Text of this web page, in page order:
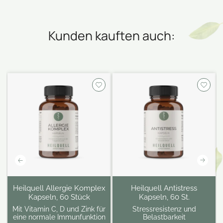
Kunden kauften auch:
Heilquell Allergie Komplex
Kapseln, 60 Stück
Mit Vitamin C, D und Zink für
eine normale Immunfunktion
Heilquell Antistress
Kapseln, 60 St.
Stressresistenz und
Belastbarkeit